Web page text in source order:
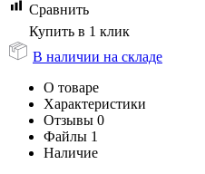
Сравнить
Купить в 1 клик
В наличии на складе
О товаре
Характеристики
Отзывы 0
Файлы 1
Наличие